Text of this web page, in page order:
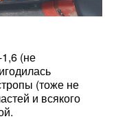
(не
(тоже не
и всякого